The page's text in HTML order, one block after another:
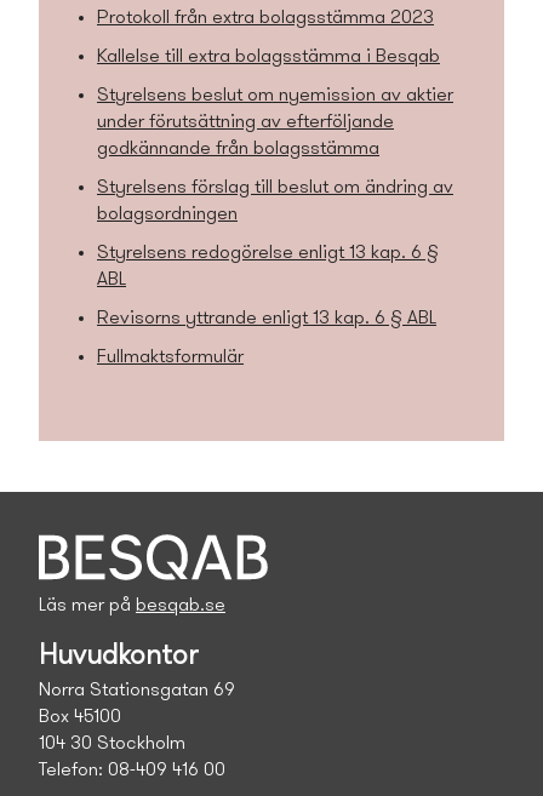
Protokoll från extra bolagsstämma 2023
Kallelse till extra bolagsstämma i Besqab
Styrelsens beslut om nyemission av aktier
under förutsättning av efterföljande
godkännande från bolagsstämma
Styrelsens förslag till beslut om ändring av
bolagsordningen
Styrelsens redogörelse enligt 13 kap. 6 §
ABL
Revisorns yttrande enligt 13 kap. 6 § ABL
Fullmaktsformulär
Läs mer på besqab.se
Huvudkontor
Norra Stationsgatan 69
Box 45100
104 30 Stockholm
Telefon: 08-409 416 00